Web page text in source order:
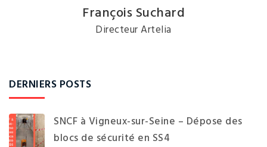
François Suchard
Directeur Artelia
DERNIERS POSTS
SNCF à Vigneux-sur-Seine – Dépose des
blocs de sécurité en SS4